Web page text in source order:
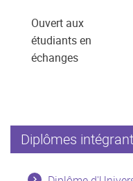
Ouvert aux
étudiants en
échanges
Diplômes